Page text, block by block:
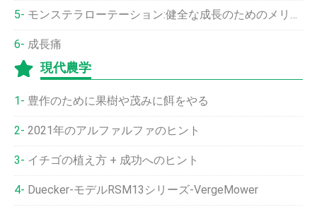
モンステラローテーション:健全な成長のためのメリットとデメリット
成長痛
現代農学
豊作のために果樹や茂みに餌をやる
2021年のアルファルファのヒント
イチゴの植え方 + 成功へのヒント
Duecker-モデルRSM13シリーズ-VergeMower